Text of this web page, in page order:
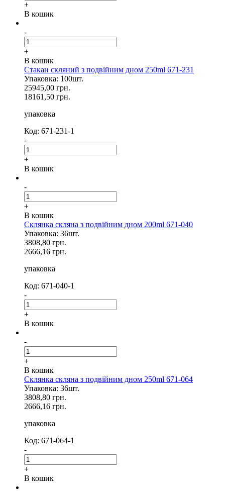
+
В кошик
-
+
В кошик
Стакан скляний з подвійним дном 250ml 671-231
Упаковка: 100шт.
25945,00 грн.
18161,50 грн.
упаковка
Код: 671-231-1
-
+
В кошик
-
+
В кошик
Склянка скляна з подвійним дном 200ml 671-040
Упаковка: 36шт.
3808,80 грн.
2666,16 грн.
упаковка
Код: 671-040-1
-
+
В кошик
-
+
В кошик
Склянка скляна з подвійним дном 250ml 671-064
Упаковка: 36шт.
3808,80 грн.
2666,16 грн.
упаковка
Код: 671-064-1
-
+
В кошик